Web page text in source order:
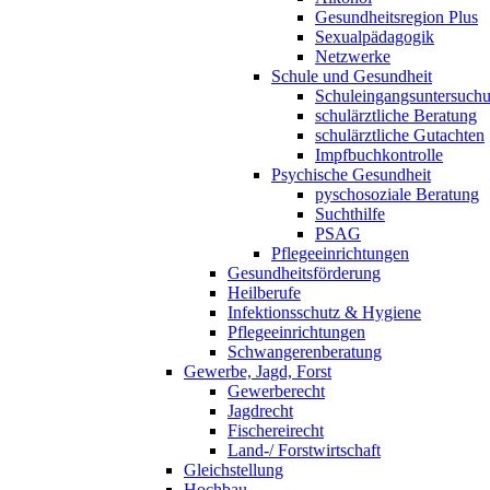
Gesundheitsregion Plus
Sexualpädagogik
Netzwerke
Schule und Gesundheit
schulärztliche Beratung
schulärztliche Gutachten
Impfbuchkontrolle
Psychische Gesundheit
pyschosoziale Beratung
Suchthilfe
PSAG
Pflegeeinrichtungen
Gesundheitsförderung
Heilberufe
Infektionsschutz & Hygiene
Pflegeeinrichtungen
Schwangerenberatung
Gewerbe, Jagd, Forst
Gewerberecht
Jagdrecht
Fischereirecht
Land-/ Forstwirtschaft
Gleichstellung